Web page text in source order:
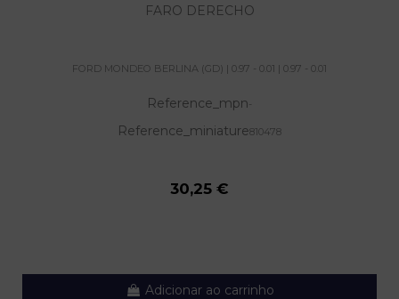
FARO DERECHO
FORD MONDEO BERLINA (GD) | 0.97 - 0.01 | 0.97 - 0.01
Reference_mpn-
Reference_miniature810478
30,25 €
Adicionar ao carrinho